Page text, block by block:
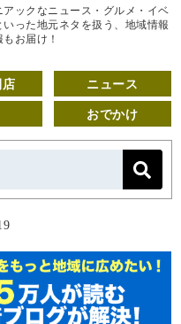
ックなニュース・グルメ・イベ
った地元ネタを扱う、地域情報
お届け！
店 ニュース
おでかけ